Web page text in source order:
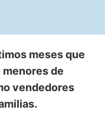
meses que
de
vendedores